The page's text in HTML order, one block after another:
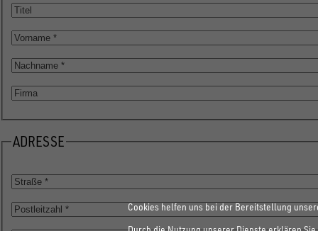
Titel
Vorname
Nachname
Firma
ADRESSE
Straße
Postleitzahl
Cookies helfen uns bei der Bereitstellung